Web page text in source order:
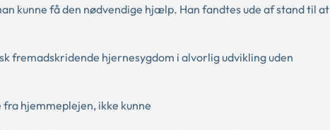
kunne få den nødvendige hjælp. Han fandtes ude af stand til at
fremadskridende hjernesygdom i alvorlig udvikling uden
hjemmeplejen, ikke kunne